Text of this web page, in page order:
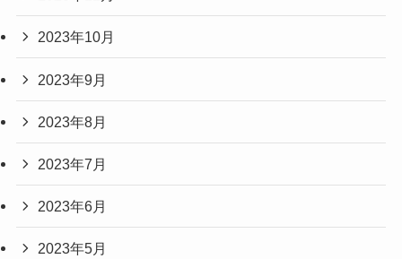
2023年10月
2023年9月
2023年8月
2023年7月
2023年6月
2023年5月